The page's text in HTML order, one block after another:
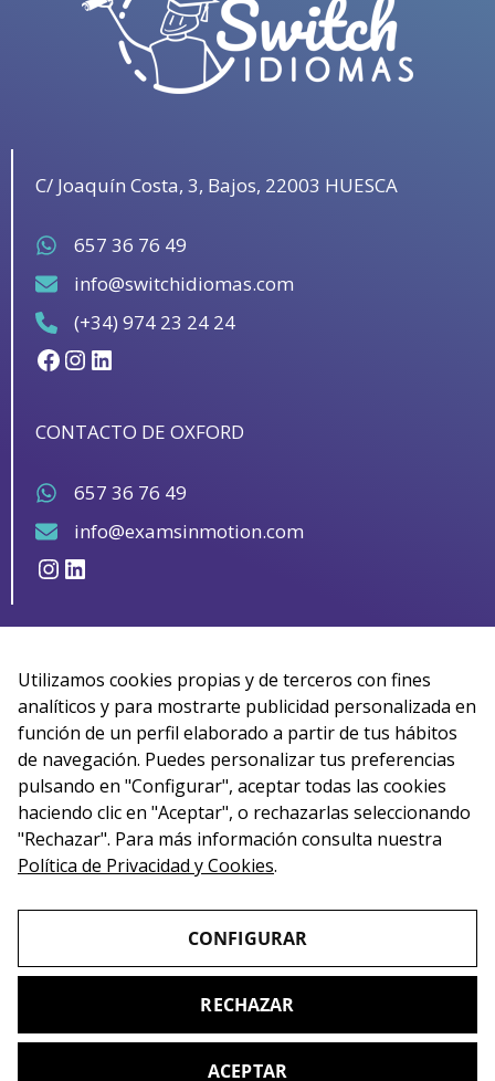
C/ Joaquín Costa, 3, Bajos, 22003 HUESCA
657 36 76 49
info@switchidiomas.com
(+34) 974 23 24 24
Facebook
Instagram
LinkedIn
CONTACTO DE OXFORD
657 36 76 49
info@examsinmotion.com
Instagram
LinkedIn
Copyright © 2026 Switch Idiomas
Mapa web Accesibilidad
Utilizamos cookies propias y de terceros con fines
analíticos y para mostrarte publicidad personalizada en
función de un perfil elaborado a partir de tus hábitos
de navegación. Puedes personalizar tus preferencias
pulsando en "Configurar", aceptar todas las cookies
haciendo clic en "Aceptar", o rechazarlas seleccionando
"Rechazar". Para más información consulta nuestra
Política de Privacidad y Cookies.
CONFIGURAR
RECHAZAR
ACEPTAR